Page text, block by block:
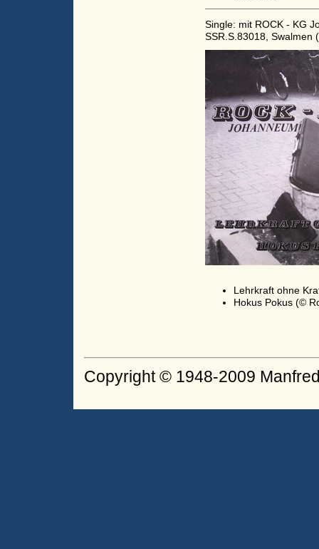
Single: mit ROCK - KG
SSR.S.83018, Swalmen
Lehrkraft ohne
Hokus Pokus (©
Copyright © 1948-2009